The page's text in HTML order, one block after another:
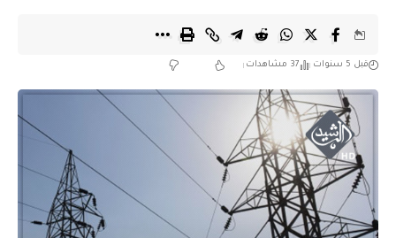
قبل 5 سنوات 37 مشاهدات